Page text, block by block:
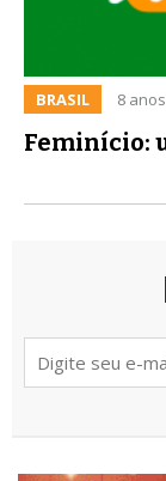
BRASIL 8
Feminício: